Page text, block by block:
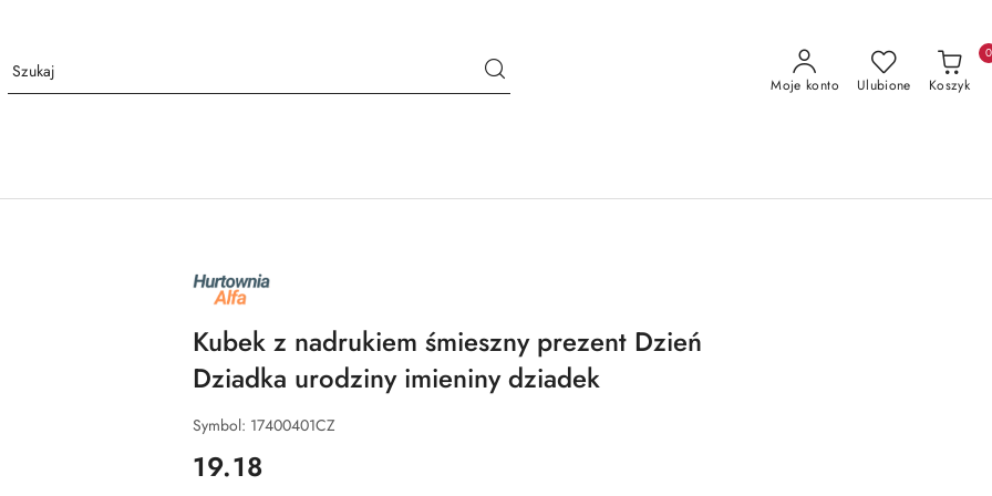
Moje konto Ulubione Koszyk
0
NAZWA
PRODUCENTA:
ALFA
Kubek z nadrukiem śmieszny prezent Dzień
Dziadka urodziny imieniny dziadek
Symbol: 17400401CZ
cena:
19.18